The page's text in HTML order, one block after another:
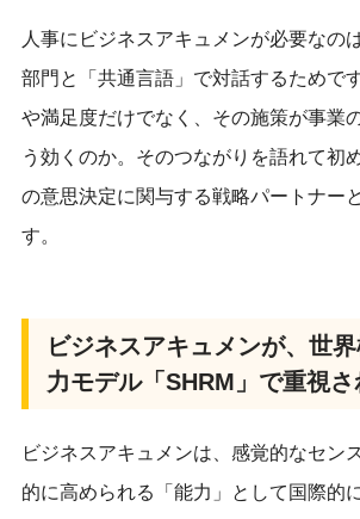
人事にビジネスアキュメンが必要なの
部門と「共通言語」で対話するためで
や満足度だけでなく、その施策が事業
う効くのか。そのつながりを語れて初
の意思決定に関与する戦略パートナー
す。
ビジネスアキュメンが、世
力モデル「SHRM」で重視
ビジネスアキュメンは、感覚的なセン
的に高められる「能力」として国際的